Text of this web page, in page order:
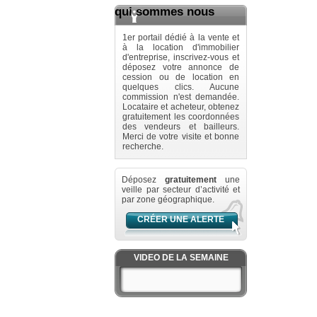
qui sommes nous
1er portail dédié à la vente et
à la location d'immobilier
d'entreprise, inscrivez-vous et
déposez votre annonce de
cession ou de location en
quelques clics. Aucune
commission n'est demandée.
Locataire et acheteur, obtenez
gratuitement les coordonnées
des vendeurs et bailleurs.
Merci de votre visite et bonne
recherche.
Déposez gratuitement une
veille par secteur d’activité et
par zone géographique.
CRÉER UNE ALERTE
VIDEO DE LA SEMAINE